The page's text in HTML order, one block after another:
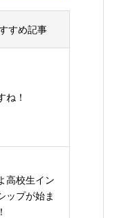
すめ記事
ね！
高校生イン
ップが始ま